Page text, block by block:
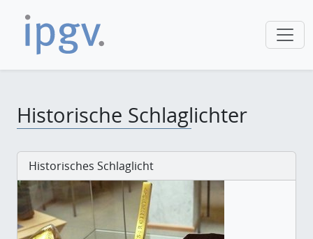
Historische Schlaglichter
Historisches Schlaglicht